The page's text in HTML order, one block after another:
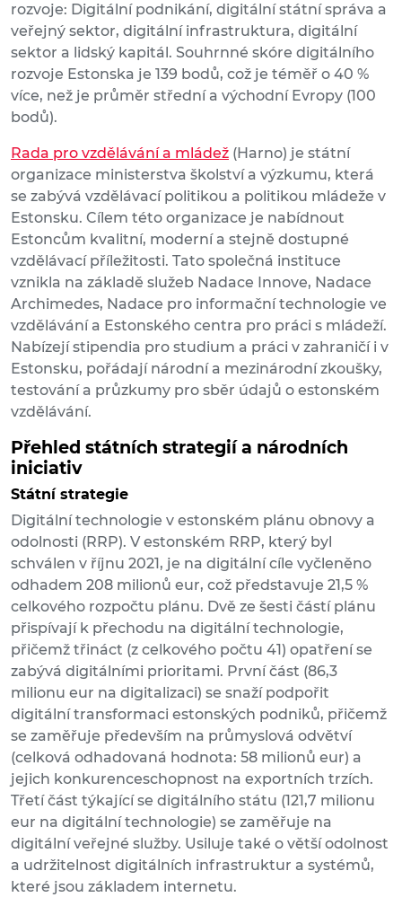
rozvoje: Digitální podnikání, digitální státní správa a
veřejný sektor, digitální infrastruktura, digitální
sektor a lidský kapitál. Souhrnné skóre digitálního
rozvoje Estonska je 139 bodů, což je téměř o 40 %
více, než je průměr střední a východní Evropy (100
bodů).
Rada pro vzdělávání a mládež (Harno) je státní
organizace ministerstva školství a výzkumu, která
se zabývá vzdělávací politikou a politikou mládeže v
Estonsku. Cílem této organizace je nabídnout
Estoncům kvalitní, moderní a stejně dostupné
vzdělávací příležitosti. Tato společná instituce
vznikla na základě služeb Nadace Innove, Nadace
Archimedes, Nadace pro informační technologie ve
vzdělávání a Estonského centra pro práci s mládeží.
Nabízejí stipendia pro studium a práci v zahraničí i v
Estonsku, pořádají národní a mezinárodní zkoušky,
testování a průzkumy pro sběr údajů o estonském
vzdělávání.
Přehled státních strategií a národních
iniciativ
Státní strategie
Digitální technologie v estonském plánu obnovy a
odolnosti (RRP). V estonském RRP, který byl
schválen v říjnu 2021, je na digitální cíle vyčleněno
odhadem 208 milionů eur, což představuje 21,5 %
celkového rozpočtu plánu. Dvě ze šesti částí plánu
přispívají k přechodu na digitální technologie,
přičemž třináct (z celkového počtu 41) opatření se
zabývá digitálními prioritami. První část (86,3
milionu eur na digitalizaci) se snaží podpořit
digitální transformaci estonských podniků, přičemž
se zaměřuje především na průmyslová odvětví
(celková odhadovaná hodnota: 58 milionů eur) a
jejich konkurenceschopnost na exportních trzích.
Třetí část týkající se digitálního státu (121,7 milionu
eur na digitální technologie) se zaměřuje na
digitální veřejné služby. Usiluje také o větší odolnost
a udržitelnost digitálních infrastruktur a systémů,
které jsou základem internetu.